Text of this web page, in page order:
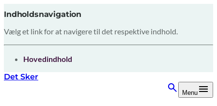
Indholdsnavigation
Vælg et link for at navigere til det respektive indhold.
gå til
Hovedindhold
Det Sker
Menu